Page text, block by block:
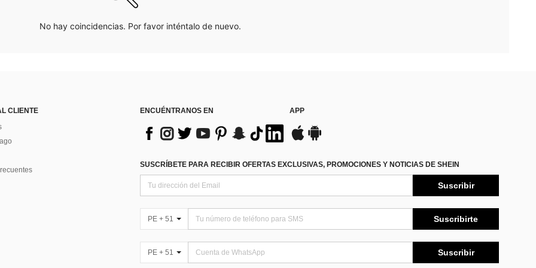
No hay coincidencias. Por favor inténtalo de nuevo.
CLIENTE
ENCUÉNTRANOS EN APP
SUSCRÍBETE PARA RECIBIR OFERTAS EXCLUSIVAS, PROMOCIONES Y NOTICIAS DE SHEIN
Suscribir
PE + 51 Suscribirte
PE + 51 Suscribir